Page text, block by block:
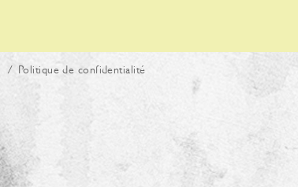
Politique de confidentialité